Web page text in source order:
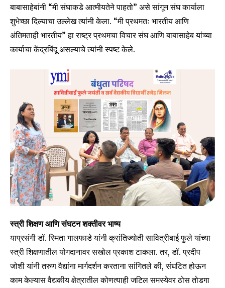
Join our community of
SUBSCRIBERS and be part of the
conversation.
To subscribe, simply enter your email address on our website
or click the subscribe button below. Don't worry, we respect
your privacy and won't spam your inbox. Your information is
safe with us.
बाबासाहेबांनी “मी संघाकडे आत्मीयतेने पाहतो” असे सांगून संघ कार्याला
शुभेच्छा दिल्याचा उल्लेख त्यांनी केला. “मी प्रथमतः भारतीय आणि
अंतिमताही भारतीय” हा राष्ट्र प्रथमचा विचार संघ आणि बाबासाहेब यांच्या
कार्याचा केंद्रबिंदू असल्याचे त्यांनी स्पष्ट केले.
स्त्री शिक्षण आणि संघटन शक्तीवर भाष्य
याप्रसंगी डॉ. स्मिता गालफाडे यांनी क्रांतिज्योती सावित्रीबाई फुले यांच्या
स्त्री शिक्षणातील योगदानावर सखोल प्रकाश टाकला. तर, डॉ. प्रदीप
जोशी यांनी तरुण वैद्यांना मार्गदर्शन करताना सांगितले की, संघटित होऊन
काम केल्यास वैद्यकीय क्षेत्रातील कोणत्याही जटिल समस्येवर ठोस तोडगा